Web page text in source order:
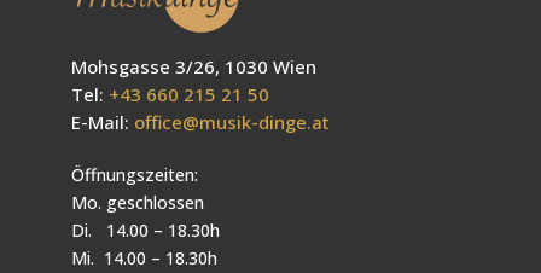
Mohsgasse 3/26, 1030 Wien
Tel: +43 660 215 21 50
E-Mail: office@musik-dinge.at
Öffnungszeiten:
Mo. geschlossen
Di. 14.00 – 18.30h
Mi. 14.00 – 18.30h